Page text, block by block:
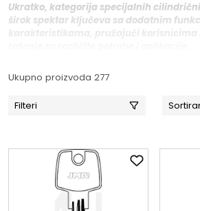
Ukratko, kategorija specijalnih
širok spektar ključeva sa dodatnim
Ukupno proizvoda 277
Filteri